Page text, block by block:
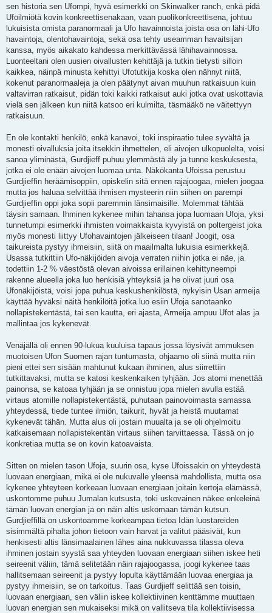
sen historia sen Ufompi, hyvä esimerkki on Skinwalker ranch, enkä pidä
Ufoilmiötä kovin konkreettisenakaan, vaan puolikonkreettisena, johtuu
lukuisista omista paranormaali ja Ufo havainnoista joista osa on lähi-Ufo
havaintoja, olentohavaintoja, sekä osa tehty useamman havaitsijan
kanssa, myös aikakato kahdessa merkittävässä lähihavainnossa.
Luonteeltani olen uusien oivallusten kehittäjä ja tutkin tietysti silloin
kaikkea, näinpä minusta kehittyi Ufotutkija koska olen nähnyt niitä,
kokenut paranormaaleja ja olen päätynyt aivan muuhun ratkaisuun kuin
valtavirran ratkaisut, pidän toki kaikki ratkaisut auki jotka ovat uskottavia
vielä sen jälkeen kun niitä katsoo eri kulmilta, täsmääkö ne väitettyyn
ratkaisuun.
En ole kontakti henkilö, enkä kanavoi, toki inspiraatio tulee syvältä ja
monesti oivalluksia joita itsekkin ihmettelen, eli aivojen ulkopuolelta, voisi
sanoa yliminästä, Gurdjieff puhuu ylemmästä äly ja tunne keskuksesta,
jotka ei ole enään aivojen luomaa unta. Näkökanta Ufoissa perustuu
Gurdjieffin heräämisoppiin, opiskelin sitä ennen rajajoogaa, mielen joogaa
mutta jos haluaa selvittää ihmisen mysteerin niin siihen on parempi
Gurdjieffin oppi joka sopii paremmin länsimaisille. Molemmat tähtää
täysin samaan. Ihminen kykenee mihin tahansa jopa luomaan Ufoja, yksi
tunnetumpi esimerkki ihmisten voimakkaista kyvyistä on poltergeist joka
myös monesti liittyy Ufohavaintojen jälkeiseen tilaan! Joogit, osa
taikureista pystyy ihmeisiin, siitä on maailmalta lukuisia esimerkkejä.
Usassa tutkittiin Ufo-näkijöiden aivoja verraten niihin jotka ei näe, ja
todettiin 1-2 % väestöstä olevan aivoissa erillainen kehittyneempi
rakenne alueella joka luo henkisiä yhteyksiä ja he olivat juuri osa
Ufonäkijöistä, voisi jopa puhua keskushenkilöstä, nykyisin Usan armeija
käyttää hyväksi näitä henkilöitä jotka luo esiin Ufoja sanotaanko
nollapistekentästä, tai sen kautta, eri ajasta, Armeija ampuu Ufot alas ja
mallintaa jos kykenevät.
Venäjällä oli ennen 90-lukua kuuluisa tapaus jossa löysivät ammuksen
muotoisen Ufon Suomen rajan tuntumasta, ohjaamo oli siinä mutta niin
pieni ettei sen sisään mahtunut kukaan ihminen, alus siirrettiin
tutkittavaksi, mutta se katosi keskenkaiken tyhjään. Jos atomi menettää
painonsa, se katoaa tyhjään ja se onnistuu jopa mielen avulla estää
virtaus atomille nollapistekentästä, puhutaan painovoimasta samassa
yhteydessä, tiede tuntee ilmiön, taikurit, hyvät ja heistä muutamat
kykenevät tähän. Mutta alus oli jostain muualta ja se oli ohjelmoitu
katkaisemaan nollapistekentän virtaus siihen tarvittaessa. Tässä on jo
konkretiaa mutta se on kovin katoavaista.
Sitten on mielen tason Ufoja, suurin osa, kyse Ufoissakin on yhteydestä
luovaan energiaan, mikä ei ole nukuvalle yleensä mahdollista, mutta osa
kykenee yhteyteen korkeaan luovaan energiaan joitain kertoja elämässä,
uskontomme puhuu Jumalan kutsusta, toki uskovainen näkee enkeleinä
tämän luovan energian ja on näin altis uskomaan tämän kutsun.
Gurdjieffillä on uskontoamme korkeampaa tietoa Idän luostareiden
sisimmältä pihalta johon tietoon vain harvat ja valitut pääsivät, kun
henkisesti altis länsimaalainen lähes aina nukkuvassa tilassa oleva
ihminen jostain syystä saa yhteyden luovaan energiaan siihen iskee heti
seireenit väliin, tämä selitetään näin rajajoogassa, joogi kykenee taas
hallitsemaan seireenit ja pystyy lopulta käyttämään luovaa energiaa ja
pystyy ihmeisiin, se on tarkoitus. Taas Gurdjieff selittää sen toisin,
luovaan energiaan, sen väliin iskee kollektiivinen kenttämme muuttaen
luovan energian sen mukaiseksi mikä on vallitseva tila kollektiivisessa